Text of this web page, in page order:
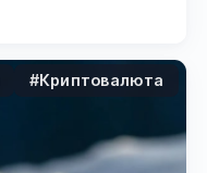
#Криптовалюта